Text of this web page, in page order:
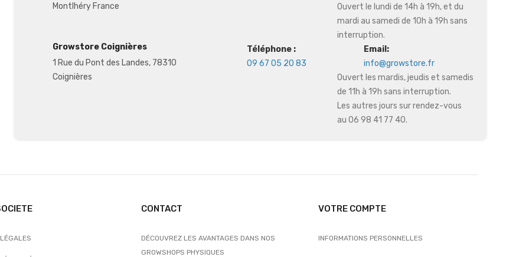
Montlhéry France
Ouvert le lundi de 14h à 19h, et du
mardi au samedi de 10h à 19h sans
interruption.
Growstore Coignières
1 Rue du Pont des Landes, 78310
Coignières
Téléphone :
09 67 05 20 83
Email:
info@growstore.fr
Ouvert les mardis, jeudis et samedis
de 11h à 19h sans interruption.
Les autres jours sur rendez-vous
au 06 98 41 77 40.
CONTACT
DÉCOUVREZ LES AVANTAGES DANS NOS
GROWSHOPS PHYSIQUES
VOTRE COMPTE
INFORMATIONS PERSONNELLES